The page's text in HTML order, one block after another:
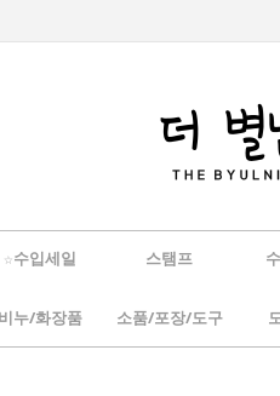
☆수입세일 스탬프
비누/화장품 소품/포장/도구